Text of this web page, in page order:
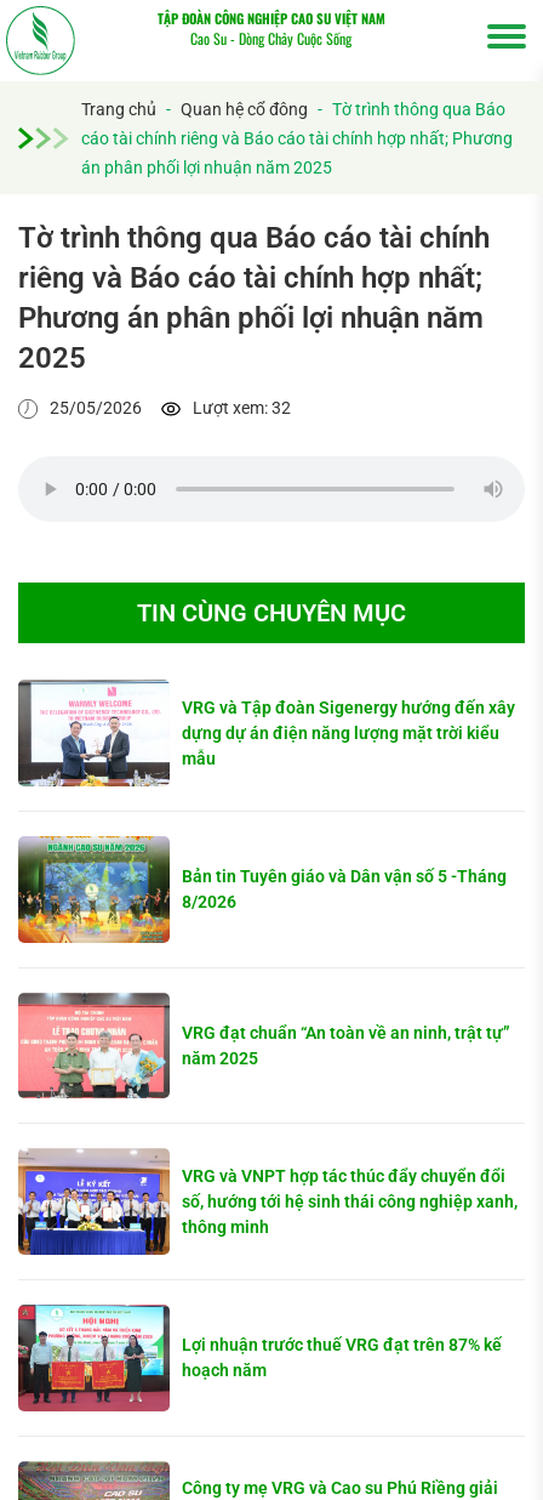
TẬP ĐOÀN CÔNG NGHIỆP CAO SU VIỆT NAM
Cao Su - Dòng Chảy Cuộc Sống
Trang chủ - Quan hệ cổ đông - Tờ trình thông qua Báo
cáo tài chính riêng và Báo cáo tài chính hợp nhất; Phương
án phân phối lợi nhuận năm 2025
Tờ trình thông qua Báo cáo tài chính
riêng và Báo cáo tài chính hợp nhất;
Phương án phân phối lợi nhuận năm
2025
25/05/2026 Lượt xem: 32
TIN CÙNG CHUYÊN MỤC
VRG và Tập đoàn Sigenergy hướng đến xây
dựng dự án điện năng lượng mặt trời kiểu
mẫu
Bản tin Tuyên giáo và Dân vận số 5 -Tháng
8/2026
VRG đạt chuẩn “An toàn về an ninh, trật tự”
năm 2025
VRG và VNPT hợp tác thúc đẩy chuyển đổi
số, hướng tới hệ sinh thái công nghiệp xanh,
thông minh
Lợi nhuận trước thuế VRG đạt trên 87% kế
hoạch năm
Công ty mẹ VRG và Cao su Phú Riềng giải
Tìm
kiếm...